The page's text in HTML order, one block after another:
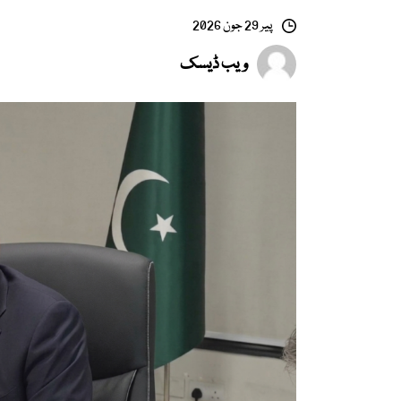
پیر 29 جون 2026
ویب ڈیسک